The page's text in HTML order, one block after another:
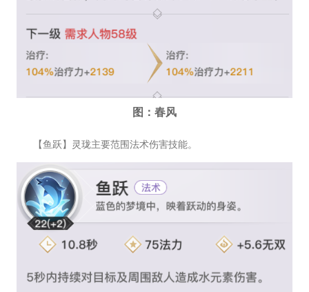
图：春风
【鱼跃】灵珑主要范围法术伤害技能。